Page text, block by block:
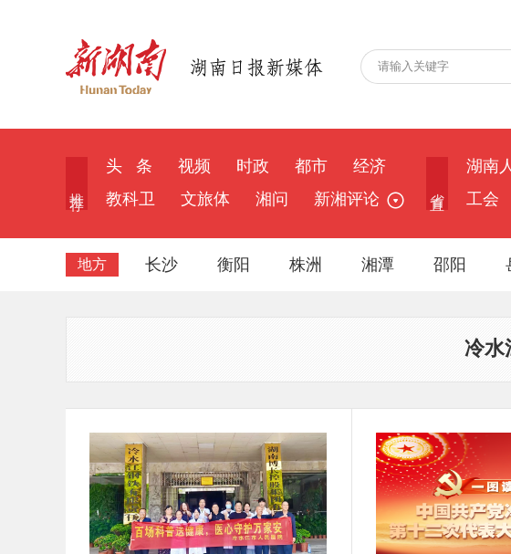
头 条 视频 时政 都市
经济
教科卫
文旅体 湘问 新湘评论
湖南
工会
地方 长沙 衡阳 株洲 湘潭 邵阳
冷水